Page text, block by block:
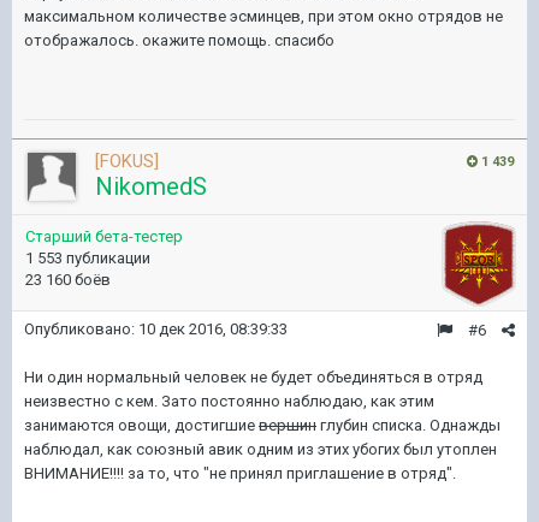
максимальном количестве эсминцев, при этом окно отрядов не
отображалось. окажите помощь. спасибо
1 439
[FOKUS]
NikomedS
Старший бета-тестер
1 553 публикации
23 160 боёв
#6
Опубликовано: 10 дек 2016, 08:39:33
Ни один нормальный человек не будет объединяться в отряд
неизвестно с кем. Зато постоянно наблюдаю, как этим
занимаются овощи, достигшие вершин глубин списка. Однажды
наблюдал, как союзный авик одним из этих убогих был утоплен
ВНИМАНИЕ!!!! за то, что "не принял приглашение в отряд".